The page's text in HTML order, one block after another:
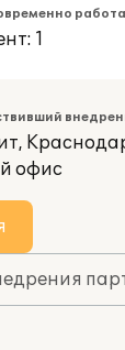
1
офис